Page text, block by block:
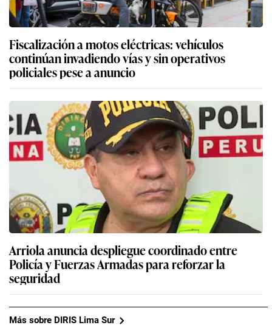
Fiscalización a motos eléctricas: vehículos
continúan invadiendo vías y sin operativos
policiales pese a anuncio
Arriola anuncia despliegue coordinado entre
Policía y Fuerzas Armadas para reforzar la
seguridad
Más sobre DIRIS Lima Sur